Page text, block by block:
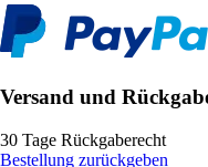
Versand und
30 Tage Rückgaberecht
Bestellung zurückgeben